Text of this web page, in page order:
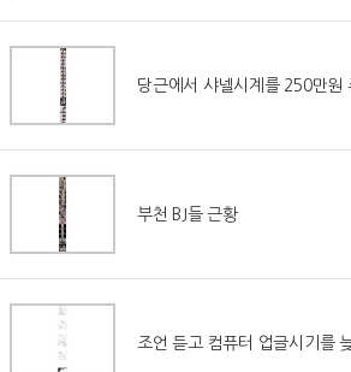
당근에서 샤넬시계를 250만원
부천 BJ들 근황
조언 듣고 컴퓨터 업글시기를